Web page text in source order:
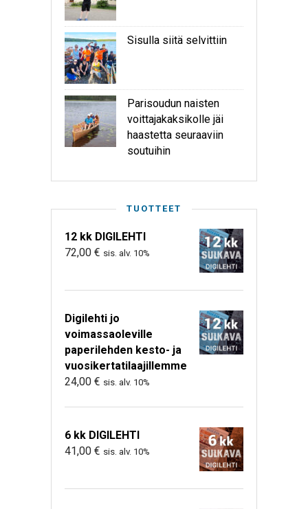
Sisulla siitä selvittiin
Parisoudun naisten
voittajakaksikolle jäi
haastetta seuraaviin
soutuihin
TUOTTEET
12 kk DIGILEHTI
72,00 € sis. alv. 10%
Digilehti jo
voimassaoleville
paperilehden kesto- ja
vuosikertatilaajillemme
24,00 € sis. alv. 10%
6 kk DIGILEHTI
41,00 € sis. alv. 10%